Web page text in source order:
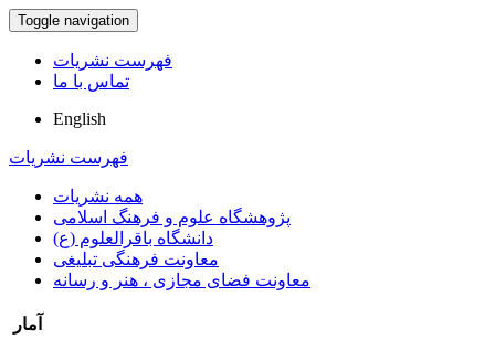
Toggle navigation
فهرست نشریات
تماس با ما
English
فهرست نشریات
همه نشریات
پژوهشگاه علوم و فرهنگ اسلامی
دانشگاه باقرالعلوم (ع)
معاونت فرهنگی تبلیغی
معاونت فضای مجازی ، هنر و رسانه
آمار